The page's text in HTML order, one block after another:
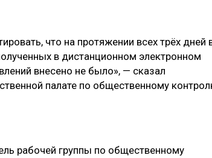
что на протяжении всех трёх дней
в дистанционном электронном
внесено не было», — сказал
палате по общественному
рабочей группы по общественному